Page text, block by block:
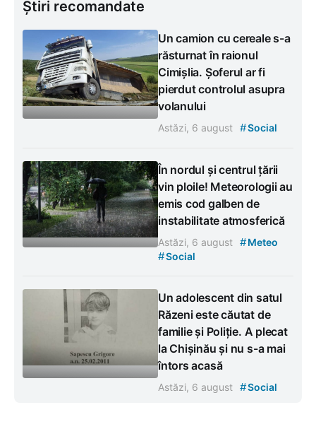
Știri recomandate
Un camion cu cereale s-a
răsturnat în raionul
Cimișlia. Șoferul ar fi
pierdut controlul asupra
volanului
Astăzi, 6 august #Social
În nordul și centrul țării
vin ploile! Meteorologii au
emis cod galben de
instabilitate atmosferică
Astăzi, 6 august #Meteo
#Social
Un adolescent din satul
Răzeni este căutat de
familie și Poliție. A plecat
la Chișinău și nu s-a mai
întors acasă
Astăzi, 6 august #Social